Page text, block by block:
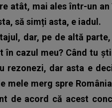
atât, mai ales într-un
să simți asta, e iadul.
dar, pe de altă
în cazul meu? Când tu
rezonezi, dar asta e
mele merg spre
de acord că acest